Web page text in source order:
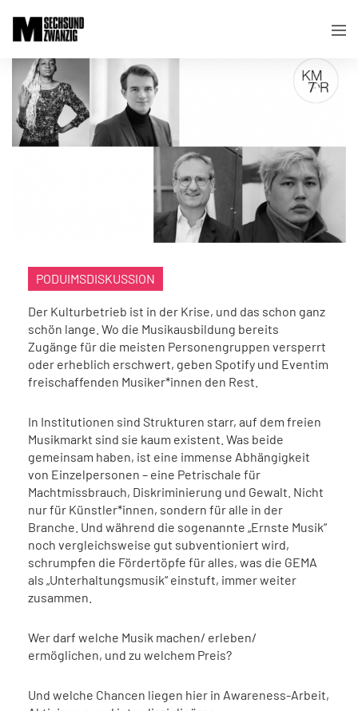
PODUIMSDISKUSSION
Der Kulturbetrieb ist in der Krise, und das schon ganz
schön lange. Wo die Musikausbildung bereits
Zugänge für die meisten Personengruppen versperrt
oder erheblich erschwert, geben Spotify und Eventim
freischaffenden Musiker*innen den Rest.
In Institutionen sind Strukturen starr, auf dem freien
Musikmarkt sind sie kaum existent. Was beide
gemeinsam haben, ist eine immense Abhängigkeit
von Einzelpersonen – eine Petrischale für
Machtmissbrauch, Diskriminierung und Gewalt. Nicht
nur für Künstler*innen, sondern für alle in der
Branche. Und während die sogenannte „Ernste Musik“
noch vergleichsweise gut subventioniert wird,
schrumpfen die Fördertöpfe für alles, was die GEMA
als „Unterhaltungsmusik“ einstuft, immer weiter
zusammen.
Wer darf welche Musik machen/ erleben/
ermöglichen, und zu welchem Preis?
Und welche Chancen liegen hier in Awareness-Arbeit,